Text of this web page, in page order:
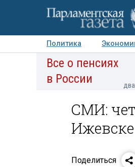
Политика
Авторы Персоны
Все о пенсиях
в России
СМИ:
Поделиться